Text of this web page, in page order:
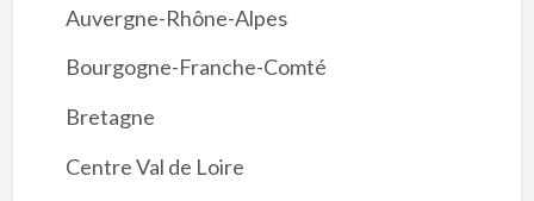
Auvergne-Rhône-Alpes
Bourgogne-Franche-Comté
Bretagne
Centre Val de Loire